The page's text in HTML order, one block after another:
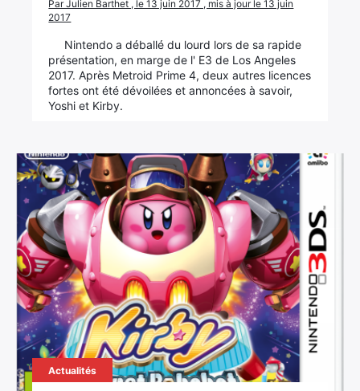
Par Julien Barthet , le 13 juin 2017 , mis à jour le 13 juin
2017
Nintendo a déballé du lourd lors de sa rapide
présentation, en marge de l' E3 de Los Angeles
2017. Après Metroid Prime 4, deux autres licences
fortes ont été dévoilées et annoncées à savoir,
Yoshi et Kirby.
Actualités